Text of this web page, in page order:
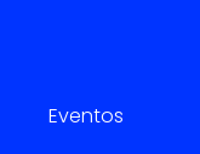
Eventos